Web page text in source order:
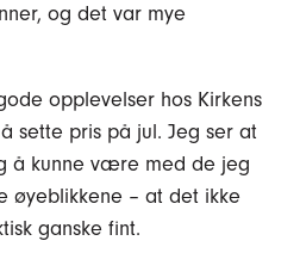
og det var mye
opplevelser hos Kirkens
sette pris på jul. Jeg ser at
å kunne være med de jeg
øyeblikkene – at det ikke
ganske fint.